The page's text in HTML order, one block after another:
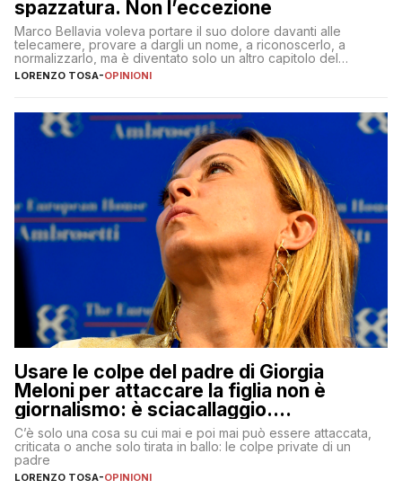
spazzatura. Non l’eccezione
Marco Bellavia voleva portare il suo dolore davanti alle
telecamere, provare a dargli un nome, a riconoscerlo, a
normalizzarlo, ma è diventato solo un altro capitolo del
copione
LORENZO TOSA-OPINIONI
Usare le colpe del padre di Giorgia
Meloni per attaccare la figlia non è
giornalismo: è sciacallaggio.
Dimostriamo di essere diversi
C’è solo una cosa su cui mai e poi mai può essere attaccata,
criticata o anche solo tirata in ballo: le colpe private di un
padre
LORENZO TOSA-OPINIONI